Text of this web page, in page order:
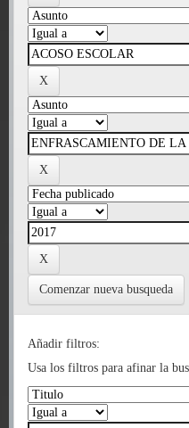
Comenzar nueva busqueda
Añadir filtros:
Usa los filtros para afinar la